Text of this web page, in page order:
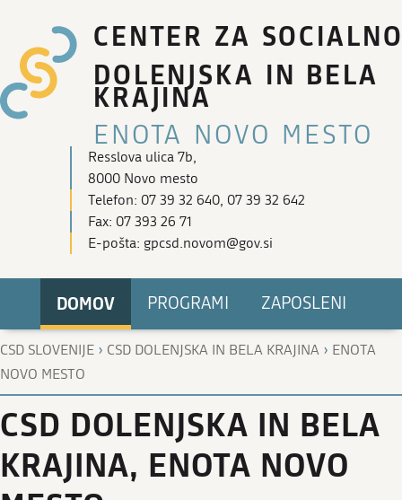
CENTER ZA
DOLENJSKA IN BELA
KRAJINA
ENOTA NOVO MESTO
Resslova ulica 7b,
8000 Novo mesto
Telefon: 07 39 32 640, 07 39 32 642
Fax: 07 393 26 71
E-pošta: gpcsd.novom@gov.si
DOMOV PROGRAMI ZAPOSLENI
CSD SLOVENIJE › CSD DOLENJSKA IN BELA KRAJINA › ENOTA
NOVO MESTO
CSD DOLENJSKA IN BELA
KRAJINA, ENOTA NOVO